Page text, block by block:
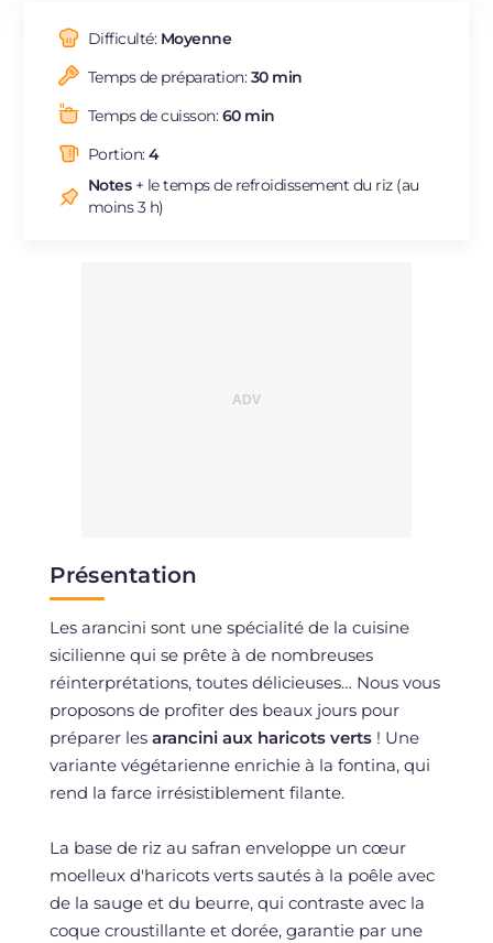
ES
NL
BR
Difficulté: Moyenne
Temps de préparation:30 min
Temps de cuisson:60 min
Portion:4
Notes+ le temps de refroidissement du riz (au
moins 3 h)
Présentation
Les arancini sont une spécialité de la cuisine
sicilienne qui se prête à de nombreuses
réinterprétations, toutes délicieuses… Nous vous
proposons de profiter des beaux jours pour
préparer les arancini aux haricots verts! Une
variante végétarienne enrichie à la fontina, qui
rend la farce irrésistiblement filante.
La base de riz au safran enveloppe un cœur
moelleux d'haricots verts sautés à la poêle avec
de la sauge et du beurre, qui contraste avec la
coque croustillante et dorée, garantie par une